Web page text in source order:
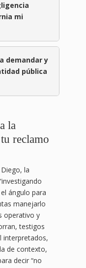
mi
demandar y
pública
la
reclamo
la
ángulo para
manejarlo
operativo y
testigos
interpretados,
de contexto,
decir “no